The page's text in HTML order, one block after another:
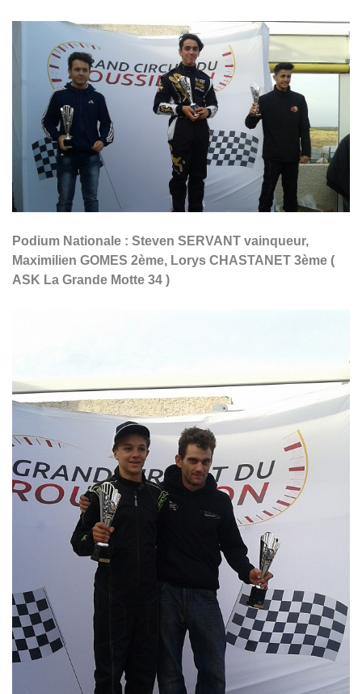
Podium Nationale : Steven SERVANT vainqueur,
Maximilien GOMES 2ème, Lorys CHASTANET 3ème (
ASK La Grande Motte 34 )